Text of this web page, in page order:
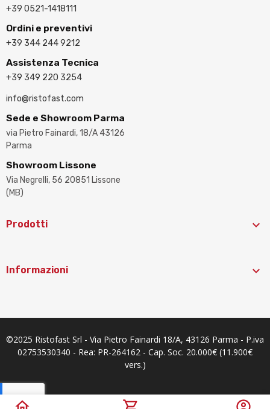
+39 0521-1418111
Ordini e preventivi
+39 344 244 9212
Assistenza Tecnica
+39 349 220 3254
info@ristofast.com
Sede e Showroom Parma
via Pietro Fainardi, 18/A 43126
Parma
Showroom Lissone
Via Negrelli, 56 20851 Lissone
(MB)
Prodotti 
Informazioni 
©2025 Ristofast Srl - Via Pietro Fainardi 18/A, 43126 Parma - P.iva
02753530340 - Rea: PR-264162 - Cap. Soc. 20.000€ (11.900€
vers.)